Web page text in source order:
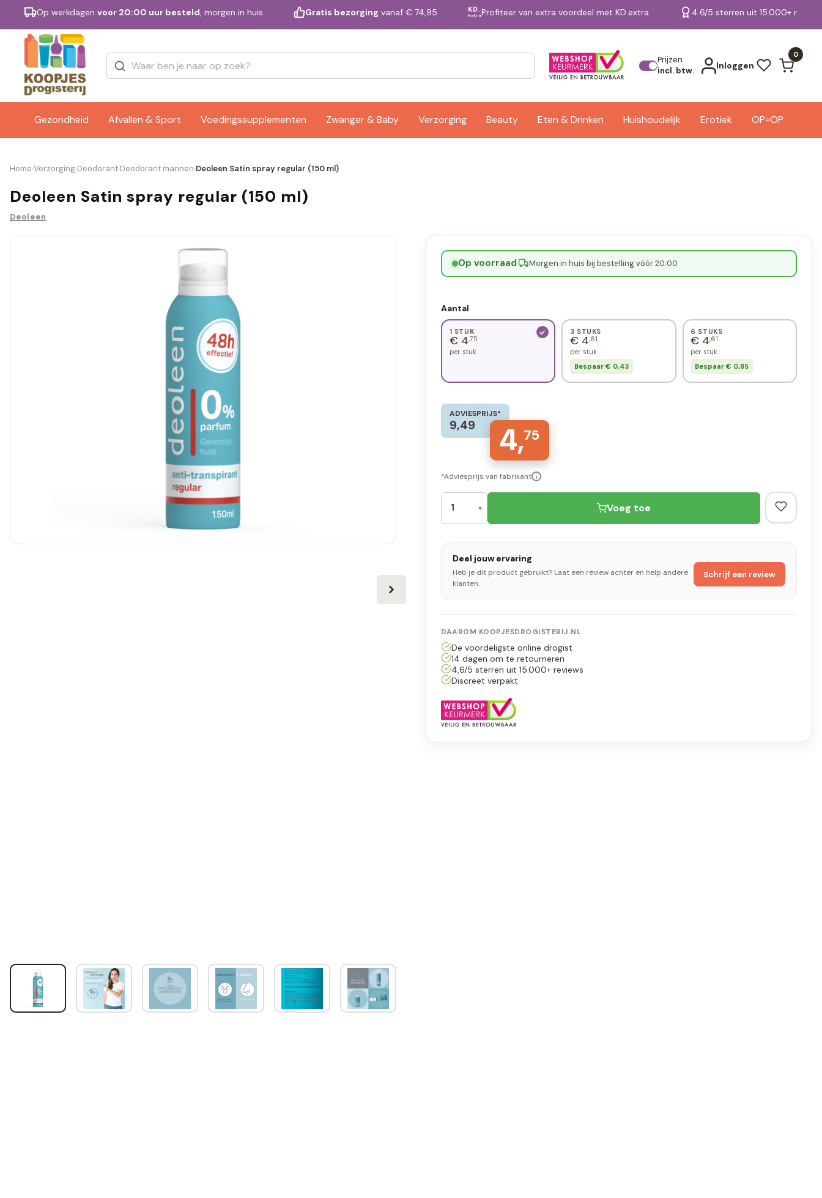
Op werkdagen voor 20:00 uur besteld, morgen in huis Gratis bezorging vanaf € 74,95 KD.
extraProfiteer van extra voordeel met KD.extra 4.6/5 sterren uit 15.000+
Prijzen
incl. btw.
Inloggen
0
Gezondheid Afvallen & Sport Voedingssupplementen Zwanger & Baby Verzorging Beauty Eten & Drinken Huishoudelijk Erotiek OP=OP
Merken Bekijk alle resultaten
Home›Verzorging›Deodorant›Deodorant mannen›Deoleen Satin spray regular (150 ml)
Deoleen Satin spray regular (150 ml)
Deoleen
Op voorraad· Morgen in huis bij bestelling vóór 20:00
Aantal
1 STUK
€ 4,75
per stuk
3 STUKS
€ 4,61
per stuk
Bespaar € 0,43
6 STUKS
€ 4,61
per stuk
Bespaar € 0,85
ADVIESPRIJS*
9,49 4,75
*Adviesprijs van fabrikant i
Voeg toe
Deel jouw ervaring
Heb je dit product gebruikt? Laat een review achter en help andere
klanten.
Schrijf een review
DAAROM KOOPJESDROGISTERIJ.NL
De voordeligste online drogist
14 dagen om te retourneren
4,6/5 sterren uit 15.000+ reviews
Discreet verpakt